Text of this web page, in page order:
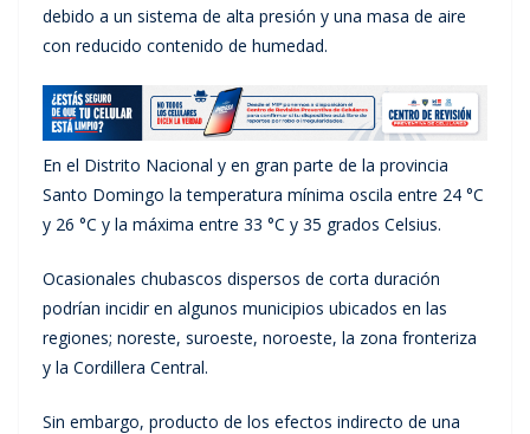
debido a un sistema de alta presión y una masa de aire
con reducido contenido de humedad.
En el Distrito Nacional y en gran parte de la provincia
Santo Domingo la temperatura mínima oscila entre 24 °C
y 26 °C y la máxima entre 33 °C y 35 grados Celsius.
Ocasionales chubascos dispersos de corta duración
podrían incidir en algunos municipios ubicados en las
regiones; noreste, suroeste, noroeste, la zona fronteriza
y la Cordillera Central.
Sin embargo, producto de los efectos indirecto de una